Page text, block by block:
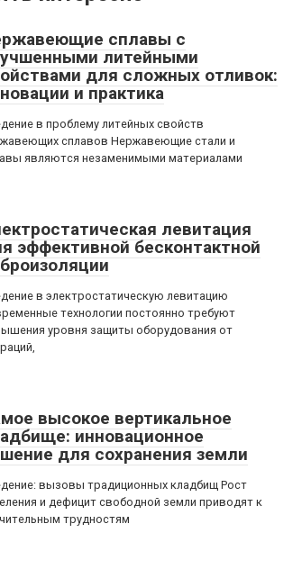
сплавы с
литейными
для сложных отливок:
и практика
в проблему литейных свойств
сплавов Нержавеющие стали и
являются незаменимыми материалами
левитация
эффективной бесконтактной
в электростатическую левитацию
технологии постоянно требуют
уровня защиты оборудования от
высокое вертикальное
инновационное
для сохранения земли
вызовы традиционных кладбищ Рост
и дефицит свободной земли приводят к
трудностям